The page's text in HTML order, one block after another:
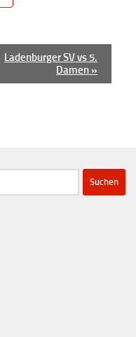
Ladenburger SV vs 5.
Damen »